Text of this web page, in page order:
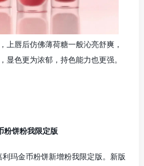
上唇后仿佛薄荷糖一般沁亮舒爽，
显色更为浓郁，持色能力也更强。
饼粉我限定版
玛金币粉饼新增粉我限定版。新版